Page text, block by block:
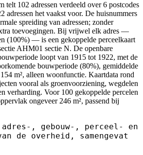
telt 102 adressen verdeeld over 6 postcodes
het vaakst voor. De huisnummers
spreiding van adressen; zonder
toevoegingen. Bij vrijwel elk adres —
(100%) — is een gekoppelde perceelkaart
AHM01 sectie N. De openbare
loopt van 1915 tot 1922, met de
bouwperiode (80%), gemiddelde
m², alleen woonfunctie. Kaartdata rond
vooral als groenvoorziening, wegdelen
verharding. Voor 100 gekoppelde percelen
ongeveer 246 m², passend bij
adres-, gebouw-, perceel- en
de overheid, samengevat